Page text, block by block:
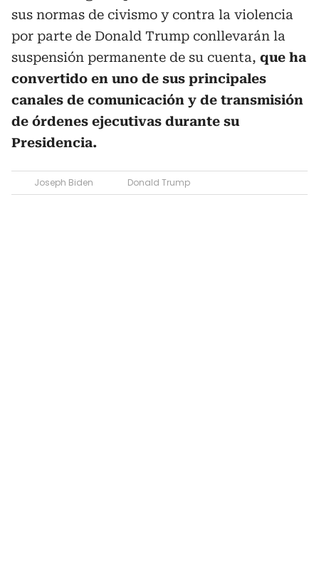
sus normas de civismo y contra la violencia
por parte de Donald Trump conllevarán la
suspensión permanente de su cuenta, que ha
convertido en uno de sus principales
canales de comunicación y de transmisión
de órdenes ejecutivas durante su
Presidencia.
Joseph Biden Donald Trump